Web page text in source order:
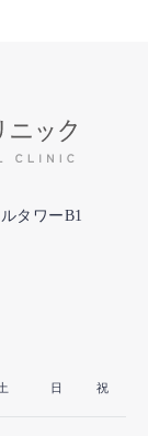
タワーB1
日 祝